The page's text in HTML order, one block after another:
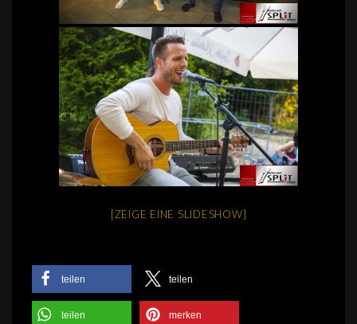
[ZEIGE EINE SLIDESHOW]
teilen teilen
teilen merken